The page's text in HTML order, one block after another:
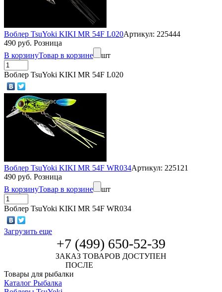
Воблер TsuYoki KIKI MR 54F L020Артикул: 225444
490 руб. Розница
В корзинуТовар в корзине шт
Воблер TsuYoki KIKI MR 54F L020
Воблер TsuYoki KIKI MR 54F WR034Артикул: 225121
490 руб. Розница
В корзинуТовар в корзине шт
Воблер TsuYoki KIKI MR 54F WR034
Загрузить еще
+7 (499) 650-52-39
ЗАКАЗ ТОВАРОВ ДОСТУПЕН
ПОСЛЕ
Товары для рыбалки
Каталог Рыбалка